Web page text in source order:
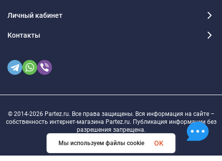
Личный кабинет
Контакты
© 2014-2026 Partez.ru. Все права защищены. Вся информация на сайте –
собственность интернет-магазина Partez.ru. Публикация информации без
разрешения запрещена.
Мы используем файлы cookie
OK